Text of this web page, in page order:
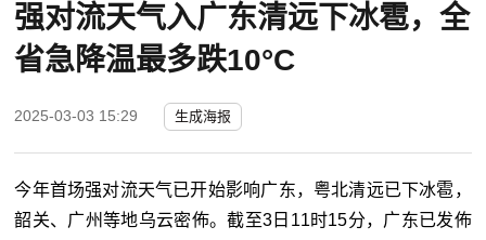
强对流天气入广东清远下冰雹，全
省急降温最多跌10°C
2025-03-03 15:29 生成海报
今年首场强对流天气已开始影响广东，粤北清远已下冰雹，
韶关、广州等地乌云密佈。截至3日11时15分，广东已发佈